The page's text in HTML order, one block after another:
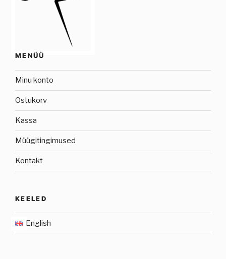
MENÜÜ
Minu konto
Ostukorv
Kassa
Müügitingimused
Kontakt
KEELED
English